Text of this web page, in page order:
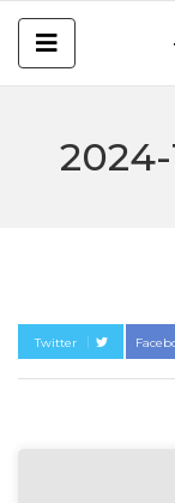
Twitter